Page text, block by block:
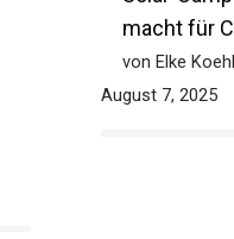
macht für
von Elke
August 7, 2025